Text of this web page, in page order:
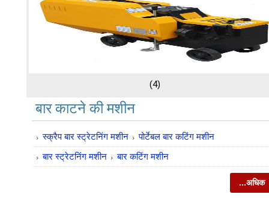
(4)
बार काटने की मशीन
स्क्रैप बार स्ट्रेटनिंग मशीन
पोर्टेबल बार कटिंग मशीन
बार स्ट्रेटनिंग मशीन
बार कटिंग मशीन
...अधिक